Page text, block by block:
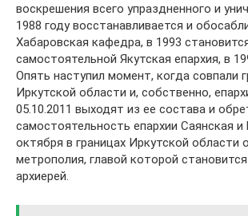
воскрешения всего упраздненного и
1988 году восстанавливается и
Хабаровская кафедра, в 1993
самостоятельной Якутская епархия, в
Опять наступил момент, когда совпали
Иркутской области и, собственно,
05.10.2011 выходят из ее состава и
самостоятельность епархии Саянская и
октября в границах Иркутской области
метрополия, главой которой
архиерей.